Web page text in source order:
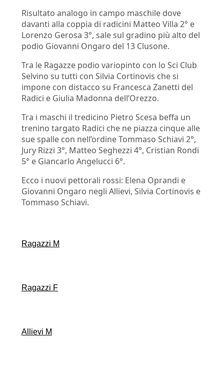
Risultato analogo in campo maschile dove
davanti alla coppia di radicini Matteo Villa 2° e
Lorenzo Gerosa 3°, sale sul gradino più alto del
podio Giovanni Ongaro del 13 Clusone.
Tra le Ragazze podio variopinto con lo Sci Club
Selvino su tutti con Silvia Cortinovis che si
impone con distacco su Francesca Zanetti del
Radici e Giulia Madonna dell’Orezzo.
Tra i maschi il tredicino Pietro Scesa beffa un
trenino targato Radici che ne piazza cinque alle
sue spalle con nell’ordine Tommaso Schiavi 2°,
Jury Rizzi 3°, Matteo Seghezzi 4°, Cristian Rondi
5° e Giancarlo Angelucci 6°.
Ecco i nuovi pettorali rossi: Elena Oprandi e
Giovanni Ongaro negli Allievi, Silvia Cortinovis e
Tommaso Schiavi.
Ragazzi M
Ragazzi F
Allievi M